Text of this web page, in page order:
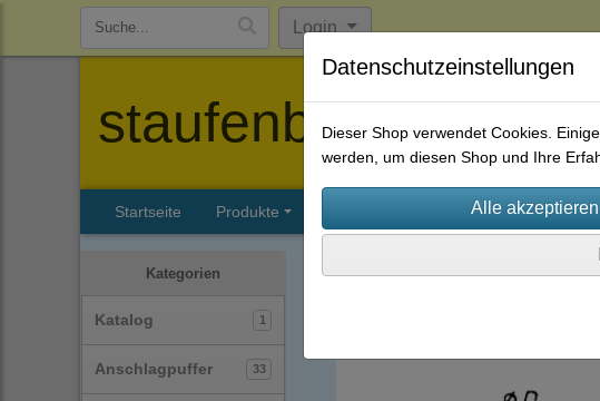
Login
staufenbiel-berlin
Startseite Produkte Firmenhistorie AGB
Kategorien
Katalog 1
Anschlagpuffer 33
Gummi-Metall-Puffer / Silentblock /
Datenschutzeinstellungen
Dieser Shop verwendet Cookies.
werden, um diesen Shop und Ihre